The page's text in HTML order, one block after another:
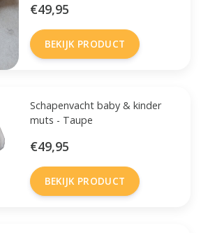
€49,95
BEKIJK PRODUCT
Schapenvacht baby & kinder
muts - Taupe
€49,95
BEKIJK PRODUCT